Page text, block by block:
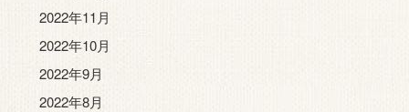
2022年11月
2022年10月
2022年9月
2022年8月